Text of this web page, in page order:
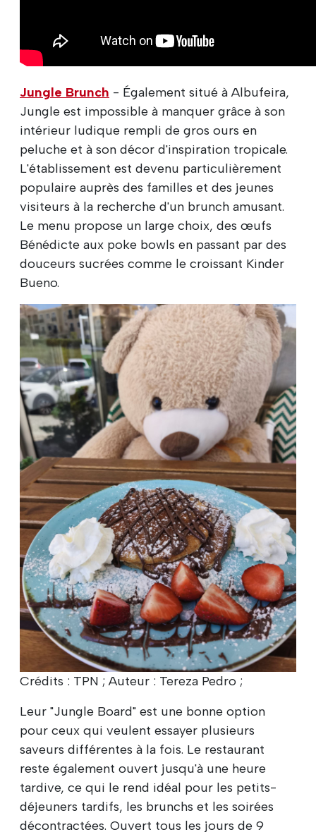
Jungle Brunch - Également situé à Albufeira,
Jungle est impossible à manquer grâce à son
intérieur ludique rempli de gros ours en
peluche et à son décor d'inspiration tropicale.
L'établissement est devenu particulièrement
populaire auprès des familles et des jeunes
visiteurs à la recherche d'un brunch amusant.
Le menu propose un large choix, des œufs
Bénédicte aux poke bowls en passant par des
douceurs sucrées comme le croissant Kinder
Bueno.
Crédits : TPN ; Auteur : Tereza Pedro ;
Leur "Jungle Board" est une bonne option
pour ceux qui veulent essayer plusieurs
saveurs différentes à la fois. Le restaurant
reste également ouvert jusqu'à une heure
tardive, ce qui le rend idéal pour les petits-
déjeuners tardifs, les brunchs et les soirées
décontractées. Ouvert tous les jours de 9